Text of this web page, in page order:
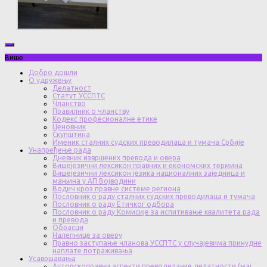
Више
Добро дошли
О удружењу
Делатност
Статут УССПТС
Чланство
Правилник о чланству
Кодекс професионалне етике
Ценовник
Скупштина
Именик сталних судских преводилаца и тумача Србије
Унапређење рада
Дневник извршених превода и овера
Вишејезични лексикон правних и економских термина
Вишејезични лексикон језика националних заједница и
мањина у АП Војводини
Водич кроз правне системе региона
Пословник о раду сталних судских преводилаца и тумача
Пословник о раду Етичког одбора
Пословник о раду Комисије за испитивање квалитета рада
и превода
Обрасци
Налепнице за оверу
Правно заступање чланова УССПТС у случајевима принудне
наплате потраживања
Усавршавања